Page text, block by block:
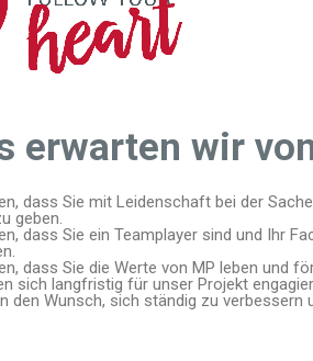
erwarten wir
dass Sie mit Leidenschaft bei der
geben.
dass Sie ein Teamplayer sind und Ihr
dass Sie die Werte von MP leben und
sich langfristig für unser Projekt
den Wunsch, sich ständig zu verbessern